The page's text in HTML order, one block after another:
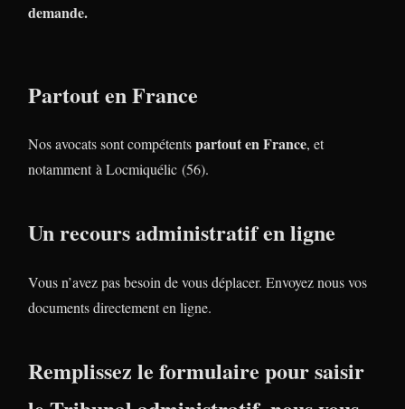
demande.
Partout en France
Nos avocats sont compétentspartout en France, et
notamment à Locmiquélic (56).
Un recours administratif en ligne
Vous n’avez pas besoin de vous déplacer. Envoyez nous vos
documents directement en ligne.
Remplissez le formulaire pour saisir